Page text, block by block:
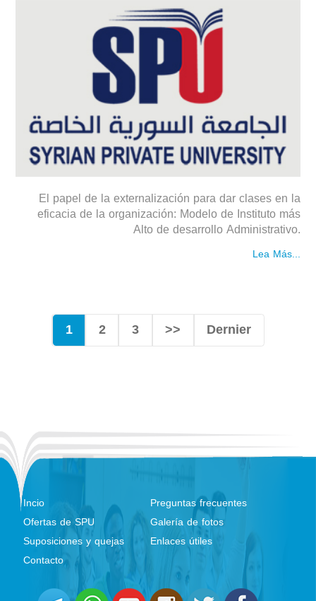
El papel de la externalización para dar clases en la
eficacia de la organización: Modelo de Instituto más
Alto de desarrollo Administrativo.
Lea Más...
1 2 3 >> Dernier
Incio
Preguntas frecuentes
Ofertas de SPU
Galería de fotos
Suposiciones y quejas
Enlaces útiles
Contacto